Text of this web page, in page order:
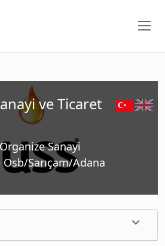
ve Ticaret
Sanayi
Sarıçam/Adana